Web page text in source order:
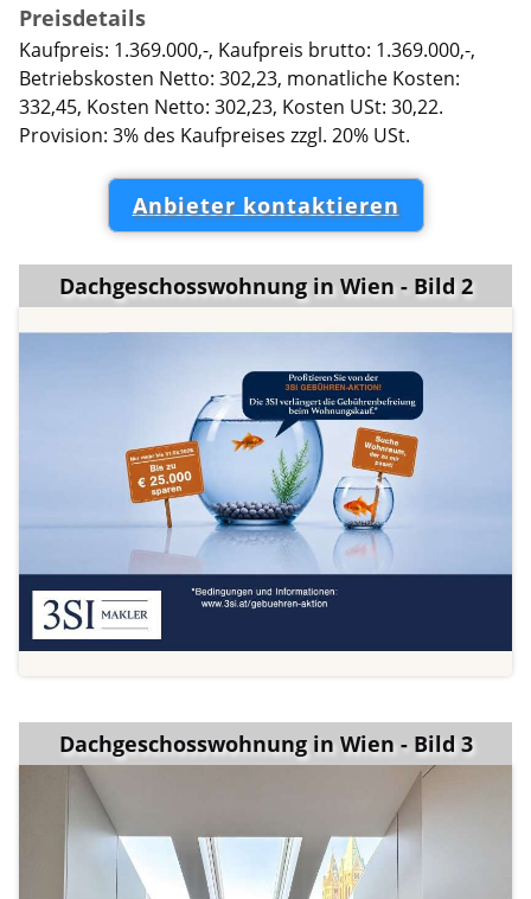
Preisdetails
Kaufpreis: 1.369.000,-, Kaufpreis brutto: 1.369.000,-,
Betriebskosten Netto: 302,23, monatliche Kosten:
332,45, Kosten Netto: 302,23, Kosten USt: 30,22.
Provision: 3% des Kaufpreises zzgl. 20% USt.
Anbieter kontaktieren
Dachgeschosswohnung in Wien - Bild 2
Dachgeschosswohnung in Wien - Bild 3